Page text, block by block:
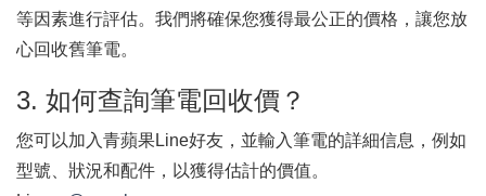
等因素進行評估。我們將確保您獲得最公正的價格，讓您放
心回收舊筆電。
3. 如何查詢筆電回收價？
您可以加入青蘋果Line好友，並輸入筆電的詳細信息，例如
型號、狀況和配件，以獲得估計的價值。